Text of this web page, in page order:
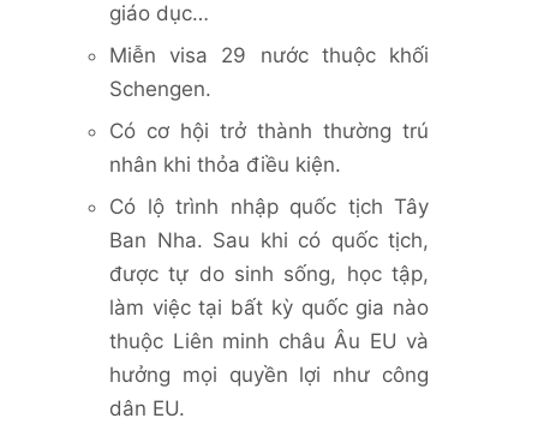
giáo dục…
Miễn visa 29 nước thuộc khối
Schengen.
Có cơ hội trở thành thường trú
nhân khi thỏa điều kiện.
Có lộ trình nhập quốc tịch Tây
Ban Nha. Sau khi có quốc tịch,
được tự do sinh sống, học tập,
làm việc tại bất kỳ quốc gia nào
thuộc Liên minh châu Âu EU và
hưởng mọi quyền lợi như công
dân EU.